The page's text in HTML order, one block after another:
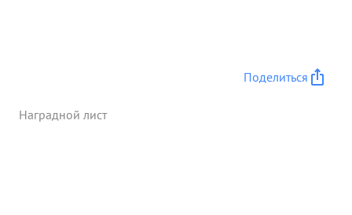
Поделиться
Наградной лист